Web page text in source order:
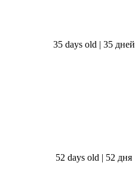
35 days old | 35 дней
52 days old | 52 дня